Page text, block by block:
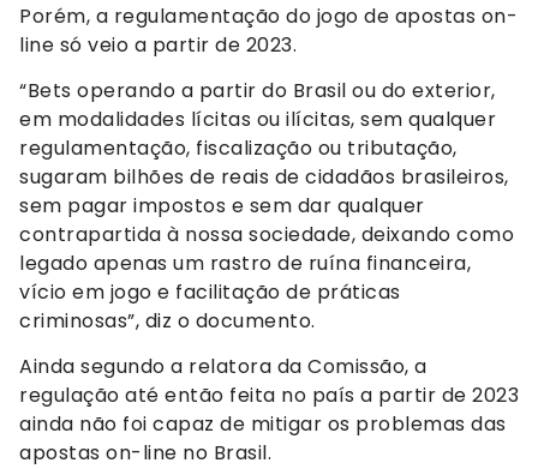
Porém, a regulamentação do jogo de apostas on-
line só veio a partir de 2023.
“Bets operando a partir do Brasil ou do exterior,
em modalidades lícitas ou ilícitas, sem qualquer
regulamentação, fiscalização ou tributação,
sugaram bilhões de reais de cidadãos brasileiros,
sem pagar impostos e sem dar qualquer
contrapartida à nossa sociedade, deixando como
legado apenas um rastro de ruína financeira,
vício em jogo e facilitação de práticas
criminosas”, diz o documento.
Ainda segundo a relatora da Comissão, a
regulação até então feita no país a partir de 2023
ainda não foi capaz de mitigar os problemas das
apostas on-line no Brasil.